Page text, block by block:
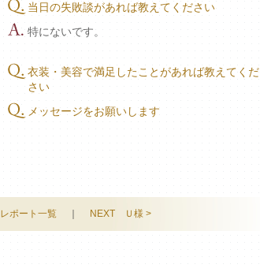
当日の失敗談があれば教えてください
特にないです。
衣装・美容で満足したことがあれば教えてくだ
さい
メッセージをお願いします
レポート一覧 NEXT Ｕ様 >